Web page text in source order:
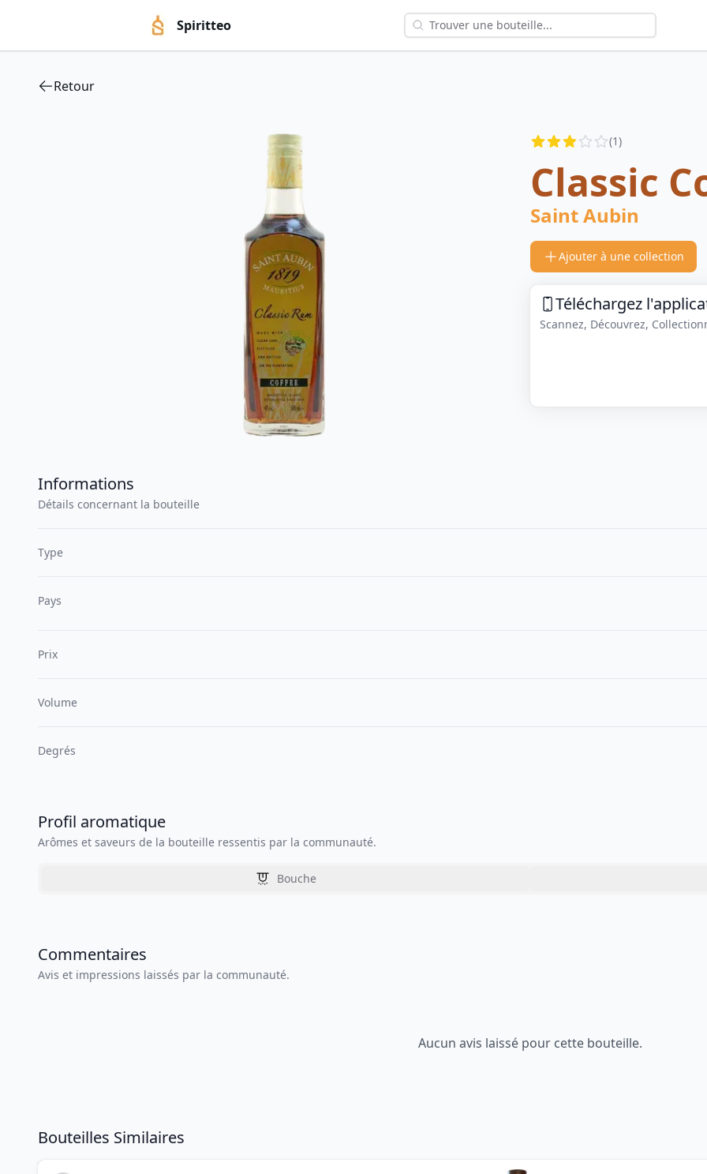
Spiritteo
Retour
Reviews (1)
Classic
Saint Aubin
Ajouter à une collection
Téléchargez
Scannez, Découvrez,
Informations
Détails concernant la bouteille
Type
Pays
Prix
Volume
Degrés
Profil aromatique
Arômes et saveurs de la bouteille ressentis par la communauté.
Bouche
Commentaires
Avis et impressions laissés par la communauté.
Aucun avis laissé pour cette bouteille.
Bouteilles Similaires